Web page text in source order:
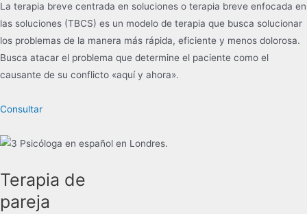
La terapia breve centrada en soluciones o terapia breve enfocada en
las soluciones (TBCS) es un modelo de terapia que busca solucionar
los problemas de la manera más rápida, eficiente y menos dolorosa.
Busca atacar el problema que determine el paciente como el
causante de su conflicto «aquí y ahora».
Consultar
Terapia de
pareja